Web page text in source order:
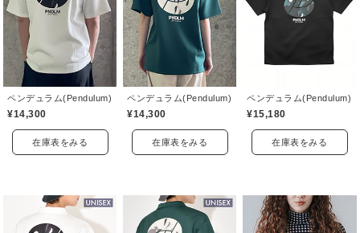
ペンデュラム(Pendulum)
¥14,300
在庫表をみる
ペンデュラム(Pendulum)
¥14,300
在庫表をみる
ペンデュラム(Pendulum)
¥15,180
在庫表をみる